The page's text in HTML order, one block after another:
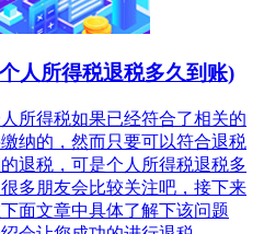
人所得税退税多久到账)
所得税如果已经符合了相关的
纳的，然而只要可以符合退税
退税，可是个人所得税退税多
多朋友会比较关注吧，接下来
面文章中具体了解下该问题